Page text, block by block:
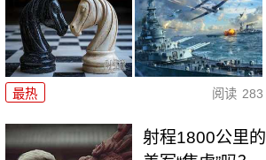
最热 阅读 283
射程1800公里